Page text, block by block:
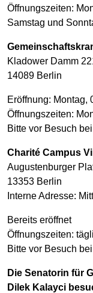
Öffnungszeiten:
Samstag und
Kladower Damm
14089 Berlin
Eröffnung: Montag,
Öffnungszeiten:
Bitte vor Besuch
Charité Campus
Augustenburger
13353 Berlin
Interne Adresse:
Bereits eröffnet
Öffnungszeiten:
Bitte vor Besuch
Die Senatorin für
Dilek Kalayci